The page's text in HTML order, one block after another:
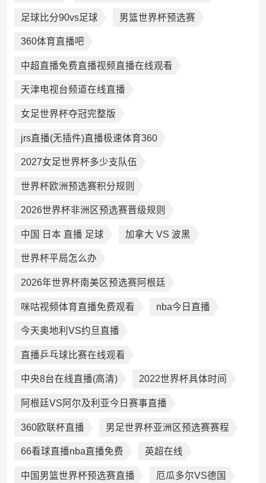
足球比分90vs足球 男篮世界杯预选赛
360体育直播吧
中超直播免费直播视频直播在线观看
天津电视台频道在线直播
女足世界杯夺冠完整版
jrs直播(无插件)直播极速体育360
2027女足世界杯多少支队伍
世界杯欧洲预选赛积分规则
2026世界杯非洲区预选赛晋级规则
中国 日本 直播 足球 加拿大 VS 波黑
世界杯平局怎么办
2026年世界杯南美区预选赛阿根廷
咪咕视频体育直播免费观看 nba今日直播
今天奥地利VS约旦直播
直播乒乓球比赛在线观看
中央8台在线直播(高清) 2022世界杯具体时间
阿根廷VS阿尔及利亚今日赛事直播
360欧联杯直播 男足世界杯亚洲区预选赛赛程
66看球直播nba直播免费 英超在线
中国男篮世界杯预选赛直播 厄瓜多尔VS德国